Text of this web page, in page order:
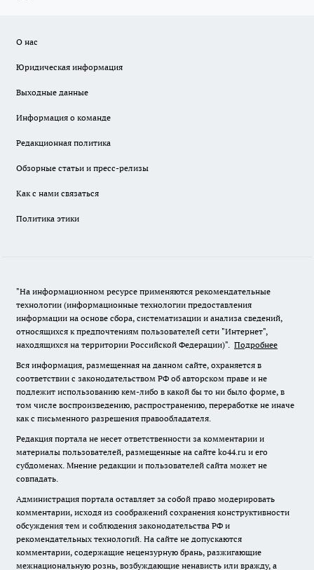
О нас
Юридическая информация
Выходные данные
Информация о команде
Редакционная политика
Обзорные статьи и пресс-релизы
Как с нами связаться
Политика этики
"На информационном ресурсе применяются рекомендательные
технологии (информационные технологии предоставления
информации на основе сбора, систематизации и анализа сведений,
относящихся к предпочтениям пользователей сети "Интернет",
находящихся на территории Российской Федерации)". Подробнее
Вся информация, размещенная на данном сайте, охраняется в
соответствии с законодательством РФ об авторском праве и не
подлежит использованию кем-либо в какой бы то ни было форме, в
том числе воспроизведению, распространению, переработке не иначе
как с письменного разрешения правообладателя.
Редакция портала не несет ответственности за комментарии и
материалы пользователей, размещенные на сайте ko44.ru и его
субдоменах. Мнение редакции и пользователей сайта может не
совпадать.
Администрация портала оставляет за собой право модерировать
комментарии, исходя из соображений сохранения конструктивности
обсуждения тем и соблюдения законодательства РФ и
рекомендательных технологий. На сайте не допускаются
комментарии, содержащие нецензурную брань, разжигающие
межнациональную рознь, возбуждающие ненависть или вражду, а